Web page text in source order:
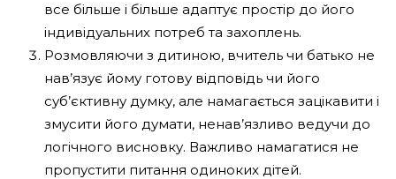
все більше і більше адаптує простір до його
індивідуальних потреб та захоплень.
Розмовляючи з дитиною, вчитель чи батько не
нав’язує йому готову відповідь чи його
суб’єктивну думку, але намагається зацікавити і
змусити його думати, ненав’язливо ведучи до
логічного висновку. Важливо намагатися не
пропустити питання одиноких дітей.